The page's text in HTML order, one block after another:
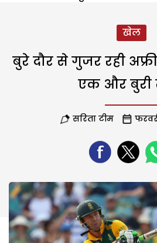
खेल
बुरे दौर से गुजर रही
एक और बुरी
सरिता टीम